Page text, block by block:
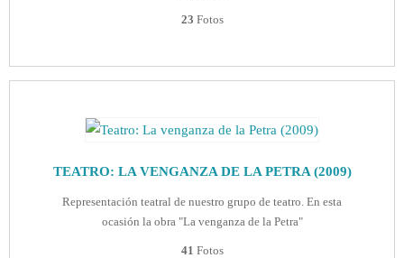
23 Fotos
TEATRO: LA VENGANZA DE LA PETRA (2009)
Representación teatral de nuestro grupo de teatro. En esta
ocasión la obra "La venganza de la Petra"
41 Fotos